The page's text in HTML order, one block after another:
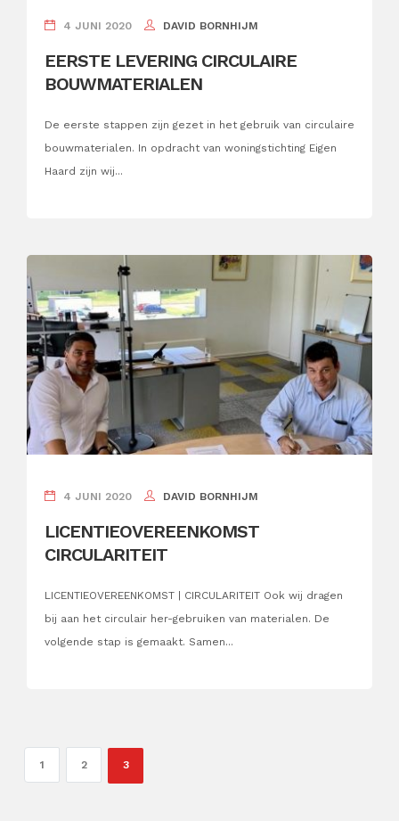
4 JUNI 2020 DAVID BORNHIJM
EERSTE LEVERING CIRCULAIRE
BOUWMATERIALEN
De eerste stappen zijn gezet in het gebruik van circulaire
bouwmaterialen. In opdracht van woningstichting Eigen
Haard zijn wij...
4 JUNI 2020 DAVID BORNHIJM
LICENTIEOVEREENKOMST
CIRCULARITEIT
LICENTIEOVEREENKOMST | CIRCULARITEIT Ook wij dragen
bij aan het circulair her-gebruiken van materialen. De
volgende stap is gemaakt. Samen...
1 2 3